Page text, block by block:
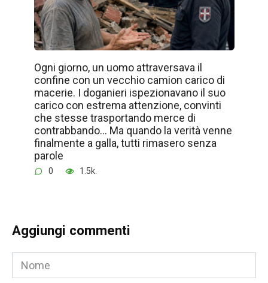
Ogni giorno, un uomo attraversava il
confine con un vecchio camion carico di
macerie. I doganieri ispezionavano il suo
carico con estrema attenzione, convinti
che stesse trasportando merce di
contrabbando… Ma quando la verità venne
finalmente a galla, tutti rimasero senza
parole
0 1.5k.
Aggiungi commenti
Nome